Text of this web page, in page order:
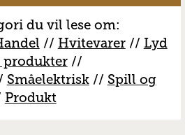
du vil lese om:
// Hvitevarer// Lyd
produkter//
Småelektrisk// Spill og
Produkt